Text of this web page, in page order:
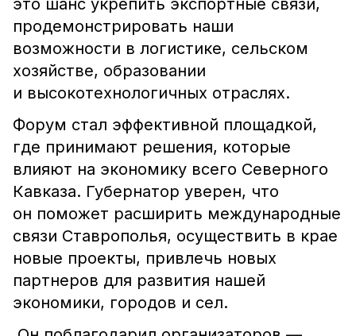
это шанс укрепить экспортные связи,
продемонстрировать наши
возможности в логистике, сельском
хозяйстве, образовании
и высокотехнологичных отраслях.
Форум стал эффективной площадкой,
где принимают решения, которые
влияют на экономику всего Северного
Кавказа. Губернатор уверен, что
он поможет расширить международные
связи Ставрополья, осуществить в крае
новые проекты, привлечь новых
партнеров для развития нашей
экономики, городов и сел.